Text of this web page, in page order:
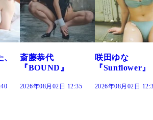
』
02日 12:35
咲田ゆな
『Sunflower』
2026年08月02日 12:30
藤水咲
だまり』
2026年08